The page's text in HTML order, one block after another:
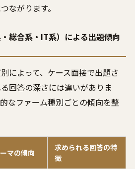
ながります。
総合系・IT系）による出題傾向
によって、ケース面接で出題さ
回答の深さには違いがありま
なファーム種別ごとの傾向を整
マの傾向
求められる回答の特
徴